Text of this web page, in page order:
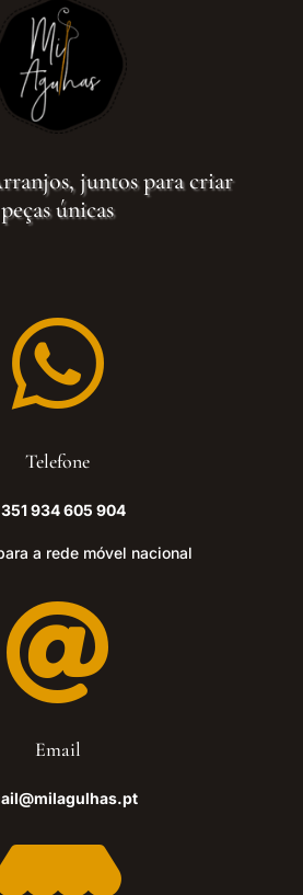
juntos para criar
peças únicas

Telefone
934 605 904
a rede móvel nacional

Email